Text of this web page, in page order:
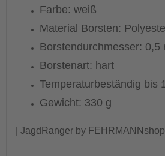
Farbe: weiß
Material Borsten:
Borstendurchmesser: 0,5
Borstenart: hart
Temperaturbeständig bis
Gewicht: 330 g
| JagdRanger by FEHRMANNshop